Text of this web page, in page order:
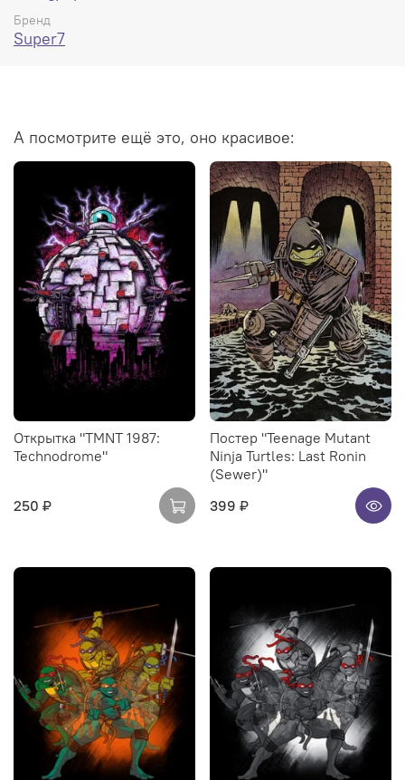
На коробке могут быть потёртости.
Бренд
Super7
А посмотрите ещё это, оно красивое:
Открытка "TMNT 1987:
Technodrome"
250 ₽
Постер "Teenage Mutant
Ninja Turtles: Last Ronin
(Sewer)"
399 ₽